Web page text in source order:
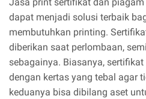
dapat menjadi solusi terbaik
membutuhkan printing.
diberikan saat perlombaan,
sebagainya. Biasanya,
dengan kertas yang tebal agar
keduanya bisa dibilang aset